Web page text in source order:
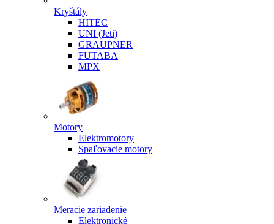
Kryštály
HITEC
UNI (Jeti)
GRAUPNER
FUTABA
MPX
Motory
Elektromotory
Spaľovacie motory
Meracie zariadenie
Elektronické